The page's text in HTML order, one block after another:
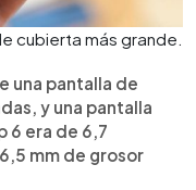
cubierta más grande.
una pantalla de
y una pantalla
6 era de 6,7
mm de grosor